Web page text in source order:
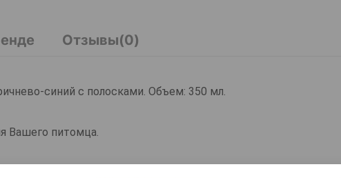
Отзывы(0)
синий с полосками. Объем: 350 мл.
Вашего питомца.